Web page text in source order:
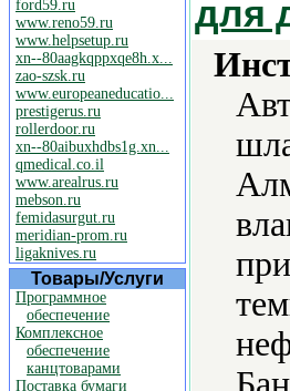
ford59.ru
www.reno59.ru
www.helpsetup.ru
xn--80aagkqppxqe8h.x...
zao-szsk.ru
www.europeaneducatio...
prestigerus.ru
rollerdoor.ru
xn--80aibuxhdbs1g.xn...
qmedical.co.il
www.arealrus.ru
mebson.ru
femidasurgut.ru
meridian-prom.ru
ligaknives.ru
Товары/Услуги
Программное
обеспечение
Комплексное
обеспечение
канцтоварами
Поставка бумаги
для